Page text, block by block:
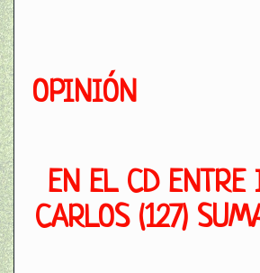
OPINIÓN
EN EL CD ENTRE
CARLOS (127)